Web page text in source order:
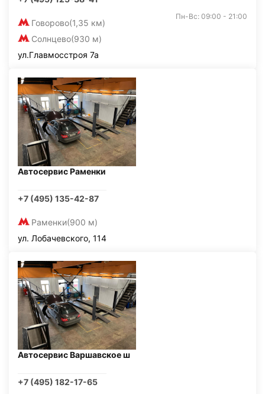
Говорово(1,35 км)
Солнцево(930 м)
Пн-Вс: 09:00 - 21:00
ул.Главмосстроя 7а
Автосервис Раменки
+7 (495) 135-42-87
Раменки(900 м)
ул. Лобачевского, 114
Автосервис Варшавское ш
+7 (495) 182-17-65